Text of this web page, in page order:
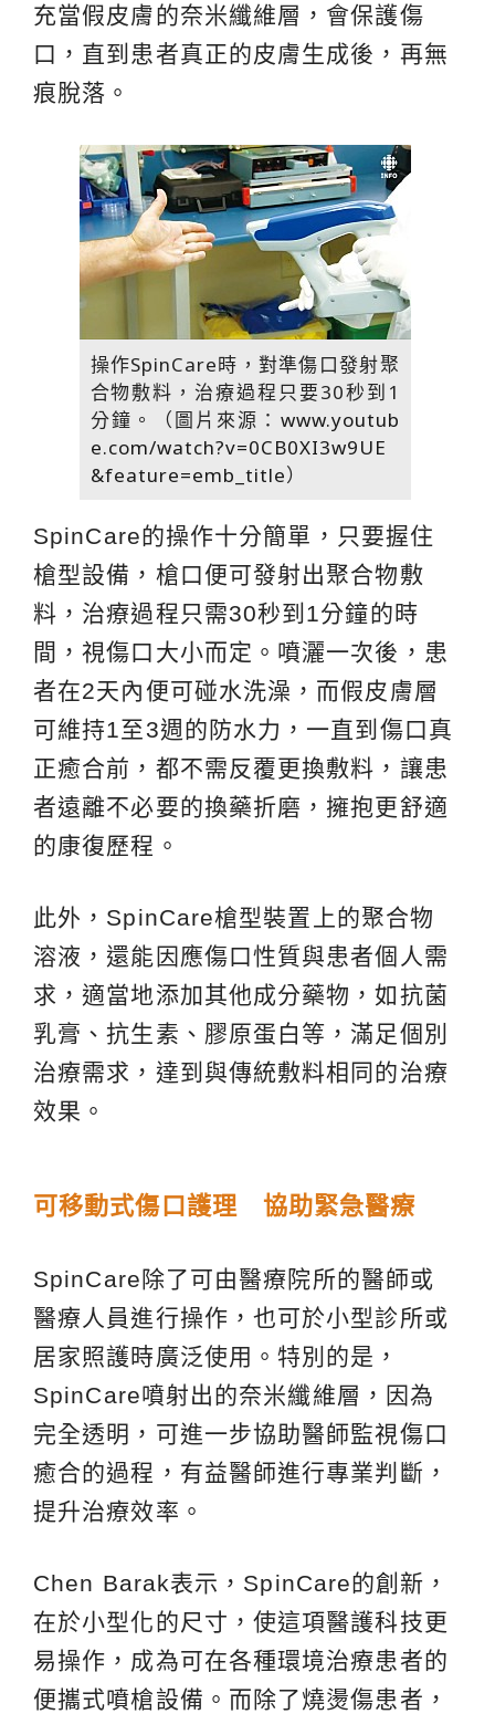
充當假皮膚的奈米纖維層，會保護傷
口，直到患者真正的皮膚生成後，再無
痕脫落。
操作SpinCare時，對準傷口發射聚
合物敷料，治療過程只要30秒到1
分鐘。（圖片來源： www.youtub
e.com/watch?v=0CB0XI3w9UE
&feature=emb_title）
SpinCare的操作十分簡單，只要握住
槍型設備，槍口便可發射出聚合物敷
料，治療過程只需30秒到1分鐘的時
間，視傷口大小而定。噴灑一次後，患
者在2天內便可碰水洗澡，而假皮膚層
可維持1至3週的防水力，一直到傷口真
正癒合前，都不需反覆更換敷料，讓患
者遠離不必要的換藥折磨，擁抱更舒適
的康復歷程。
此外，SpinCare槍型裝置上的聚合物
溶液，還能因應傷口性質與患者個人需
求，適當地添加其他成分藥物，如抗菌
乳膏、抗生素、膠原蛋白等，滿足個別
治療需求，達到與傳統敷料相同的治療
效果。
可移動式傷口護理 協助緊急醫療
SpinCare除了可由醫療院所的醫師或
醫療人員進行操作，也可於小型診所或
居家照護時廣泛使用。特別的是，
SpinCare噴射出的奈米纖維層，因為
完全透明，可進一步協助醫師監視傷口
癒合的過程，有益醫師進行專業判斷，
提升治療效率。
Chen Barak表示，SpinCare的創新，
在於小型化的尺寸，使這項醫護科技更
易操作，成為可在各種環境治療患者的
便攜式噴槍設備。而除了燒燙傷患者，